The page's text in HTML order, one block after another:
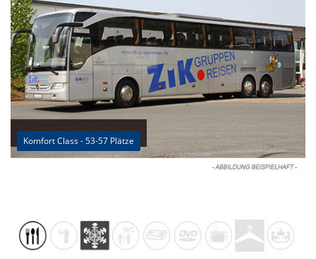
Komfort Class - 53-57 Plätze